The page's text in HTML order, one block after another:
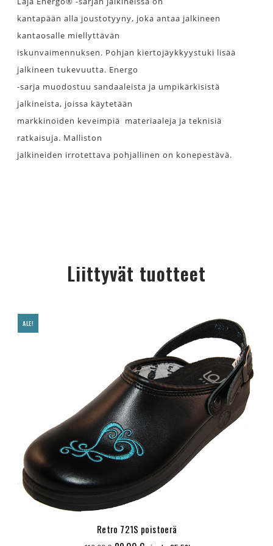
kantapään alla joustotyyny, joka antaa jalkineen
kantaosalle miellyttävän
iskunvaimennuksen. Pohjan kiertojäykkyystuki lisää
jalkineen tukevuutta. Energo
-sarja muodostuu sandaaleista ja umpikärkisistä
jalkineista, joissa käytetään
markkinoiden keveimpiä materiaaleja ja teknisiä
ratkaisuja. Malliston
jalkineiden irrotettava pohjallinen on konepestävä.
Liittyvät tuotteet
ALE!
Retro 721S poistoerä